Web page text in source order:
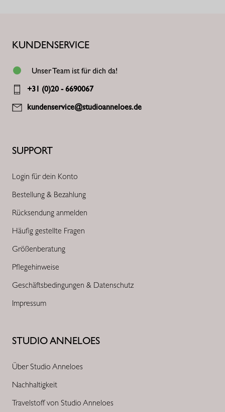
STUDIO ANNELOES
Über Studio Anneloes
Nachhaltigkeit
Travelstoff von Studio Anneloes
SUPPORT
Login für dein Konto
Bestellung & Bezahlung
Rücksendung anmelden
Häufig gestellte Fragen
Größenberatung
Pflegehinweise
Geschäftsbedingungen & Datenschutz
Impressum
KUNDENSERVICE
Unser Team ist für dich da!
+31 (0)20 - 6690067
kundenservice@studioanneloes.de